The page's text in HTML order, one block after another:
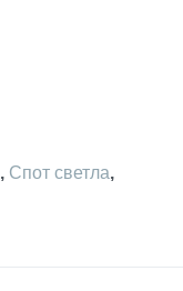
, Спот светла,